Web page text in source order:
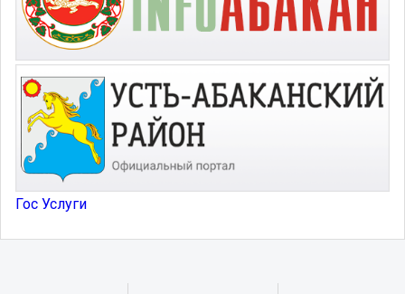
Гос Услуги